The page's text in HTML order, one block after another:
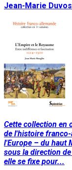
Jean-Marie
Cette collection en
de l'histoire
l'Europe – du haut
sous la direction
elle se fixe pour...